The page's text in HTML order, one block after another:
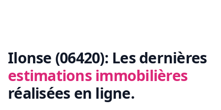
Ilonse (06420): Les dernières
estimations immobilières
réalisées en ligne.